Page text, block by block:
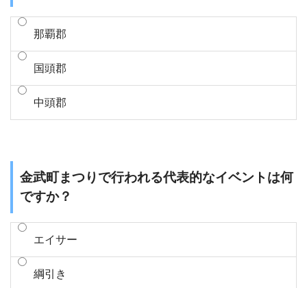
那覇郡
国頭郡
中頭郡
金武町まつりで行われる代表的なイベントは何
ですか？
エイサー
綱引き